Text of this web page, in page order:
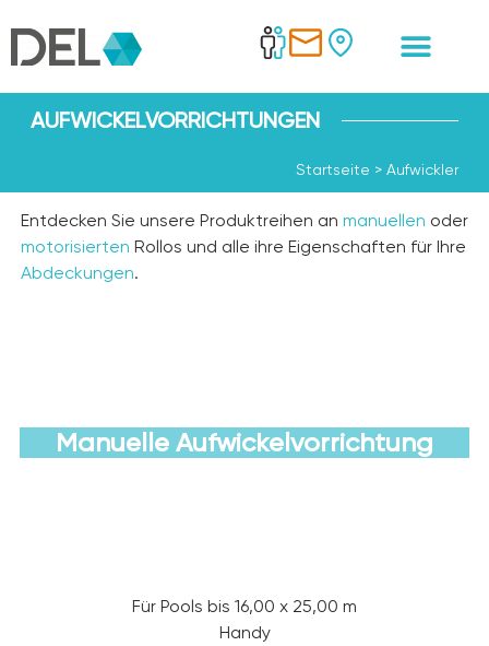
AUFWICKELVORRICHTUNGEN
Startseite >Aufwickler
Entdecken Sie unsere Produktreihen an manuellen oder
motorisierten Rollos und alle ihre Eigenschaften für Ihre
Abdeckungen.
Manuelle Aufwickelvorrichtung
Für Pools bis 16,00 x 25,00 m
Handy